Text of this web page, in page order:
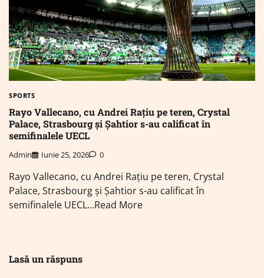
SPORTS
Rayo Vallecano, cu Andrei Rațiu pe teren, Crystal
Palace, Strasbourg și Șahtior s-au calificat în
semifinalele UECL
Admin Iunie 25, 2026 0
Rayo Vallecano, cu Andrei Rațiu pe teren, Crystal
Palace, Strasbourg și Șahtior s-au calificat în
semifinalele UECL…Read More
Lasă un răspuns